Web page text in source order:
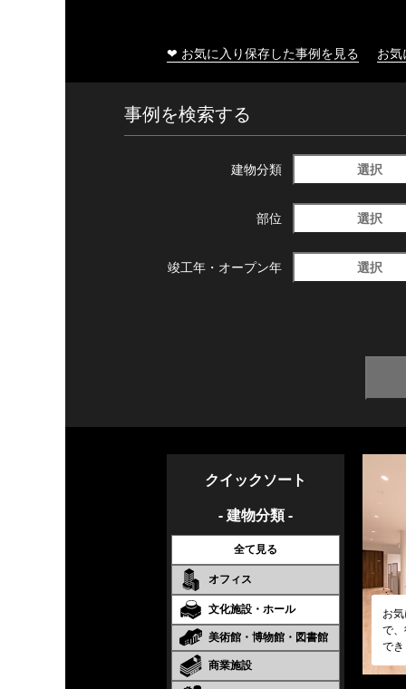
❤ お気に入り保存した事例を見る お
事例を検索する
建物分類 選択
部位 選択
竣工年・ オープン年 選択
クイックソート
- 建物分類 -
全て見る
オフィス
文化施設・ホール
美術館・博物館・図書館
商業施設
お
で
で